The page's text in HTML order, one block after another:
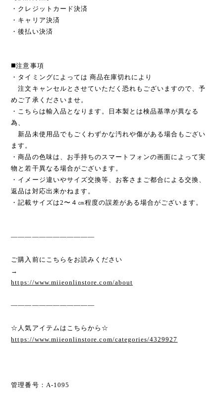
・クレジットカード決済
・キャリア決済
・後払い決済
◼️注意事項
・タイミングによっては 商品在庫切れにより
注文キャンセルとさせていただく恐れもございますので、予
めご了承くださいませ。
・こちらは輸入品となります。日本製とは検品基準が異なる
為、
新品未使用品でもごくわずかな汚れや傷がある場合もござい
ます。
・商品の色味は、お手持ちのスマートフォンの画面によって実
物と若干異なる場合がございます。
・イメージ違いやサイズ交換等、お客さまご都合による交換、
返品は対応出来かねます。
・記載サイズは2〜４㎝程度の誤差がある場合がございます。
————————————
ご購入前にこちらをお読みください
→
https://www.miieonlinstore.com/about
————————————
☆人気アイテムはこちらから☆
https://www.miieonlinstore.com/categories/4329927
管理番号：A-1095